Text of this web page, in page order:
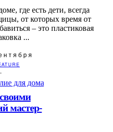
где есть дети, всегда
от которых время от
– это пластиковая
...
для дома
мастер-